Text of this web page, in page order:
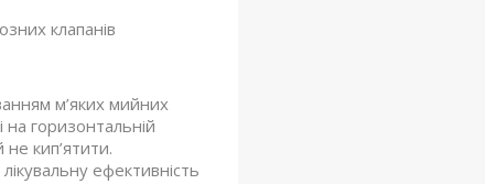
клапанів
м’яких мийних
горизонтальній
не кип’ятити.
ефективність